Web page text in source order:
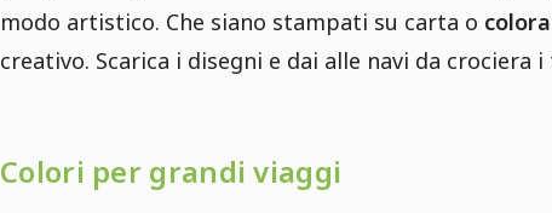
modo artistico. Che siano stampati su carta o
creativo. Scarica i disegni e dai alle navi da
Colori per grandi viaggi